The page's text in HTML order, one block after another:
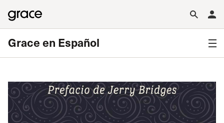
Grace en Español